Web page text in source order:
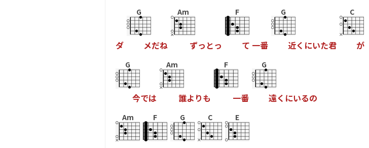
ダ
G
メだね
Am
ずっ とっ
F
て 一番
G
近く にいた君
C
が
G
今では
Am
誰よ りも
F
一番
G
遠く にいるの
Am F G C E